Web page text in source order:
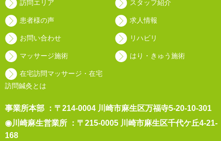
訪問エリア スタッフ紹介
患者様の声 求人情報
お問い合わせ リハビリ
マッサージ施術 はり・きゅう施術
在宅訪問マッサージ・在宅
訪問鍼灸とは
事業所本部 ：〒214-0004 川崎市麻生区万福寺5-20-10-301
◉川崎麻生営業所 ：〒215-0005 川崎市麻生区千代ケ丘4-21-
168